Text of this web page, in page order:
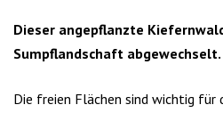
Dieser angepflanzte
Sumpflandschaft abgewechselt.
Die freien Flächen sind wichtig für